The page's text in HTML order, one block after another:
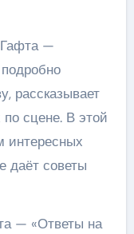
—
рассказывает
по сцене. В этой
интересных
даёт советы
— «Ответы на